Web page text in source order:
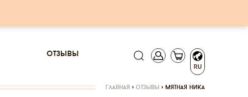
RU
отзывы
главная > отзывы > мятная ника